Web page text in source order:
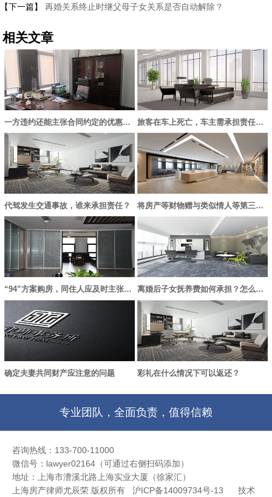
【下一篇】
再婚关系终止时继父母子女关系是否自动解除？
相关文章
一方违约还能主张合同约定的优惠内容吗？ 旅客在车上死亡，车主需承担责任吗？
代驾发生交通事故，谁来承担责任？ 将房产等财物赠与类似情人等第三者的行为无效
“94”方案购房，同住人应及时主张产权份额，否则失去胜诉权 离婚后子女抚养费如何承担？怎么变更？
确定夫妻共同财产应注意的问题 彩礼在什么情况下可以返还？
专业团队，全面负责，值得信赖
咨询热线：133-700-11000
微信号：lawyer02164（可通过右侧扫码添加）
地址：上海市漕溪北路上海实业大厦（徐家汇）
上海房产律师尤辰荣 版权所有 沪ICP备14009734号-13 技术